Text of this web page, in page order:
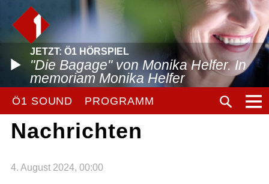
JETZT: Ö1 HÖRSPIEL
"Die Bagage" von Monika Helfer. In
memoriam Monika Helfer
Ö1 SOUND PROGRAMM
Nachrichten
4. August 2024, 00:00